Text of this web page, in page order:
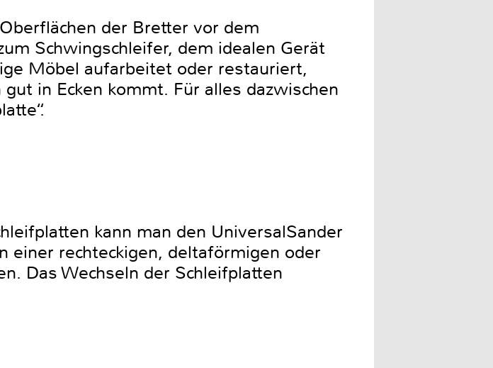
der Bretter vor dem
Schwingschleifer, dem idealen Gerät
Möbel aufarbeitet oder restauriert,
in Ecken kommt. Für alles dazwischen
kann man den UniversalSander
einer rechteckigen, deltaförmigen oder
Das Wechseln der Schleifplatten